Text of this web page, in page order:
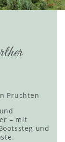
Pruchten
– mit
und